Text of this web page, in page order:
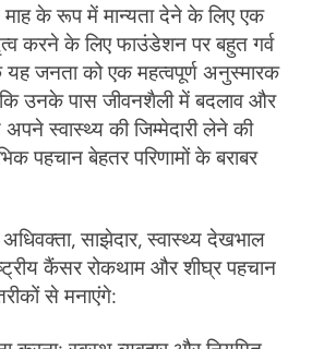
माह के रूप में मान्यता देने के लिए एक
करने के लिए फाउंडेशन पर बहुत गर्व
यह जनता को एक महत्वपूर्ण अनुस्मारक
उनके पास जीवनशैली में बदलाव और
स्वास्थ्य की जिम्मेदारी लेने की
पहचान बेहतर परिणामों के बराबर
साझेदार, स्वास्थ्य देखभाल
कैंसर रोकथाम और शीघ्र पहचान
से मनाएंगे: